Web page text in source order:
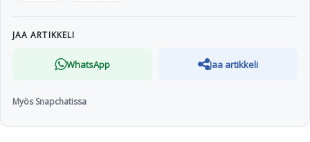
JAA ARTIKKELI
WhatsApp Jaa artikkeli
Myös Snapchatissa